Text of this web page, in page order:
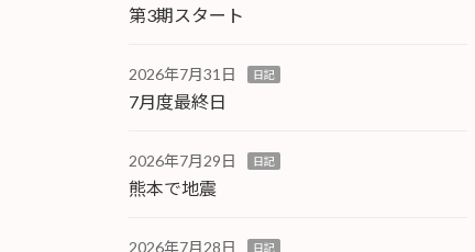
第3期スタート
2026年7月31日 日記
7月度最終日
2026年7月29日 日記
熊本で地震
2026年7月28日 日記